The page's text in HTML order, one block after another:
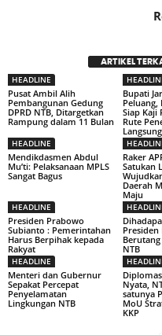
ARTIKEL
HEADLINE
Pusat Ambil Alih
Pembangunan Gedung
DPRD NTB, Ditargetkan
Rampung dalam 11 Bulan
Bupati
Peluang,
Siap Kaji
Rute
HEADLINE
Mendikdasmen Abdul
Mu’ti: Pelaksanaan MPLS
Sangat Bagus
Raker
Satukan
Daerah
Maju
HEADLINE
Presiden Prabowo
Subianto : Pemerintahan
Harus Berpihak kepada
Rakyat
Presiden
NTB
HEADLINE
Menteri dan Gubernur
Sepakat Percepat
Penyelamatan
Lingkungan NTB
Nyata,
satunya
MoU
KKP